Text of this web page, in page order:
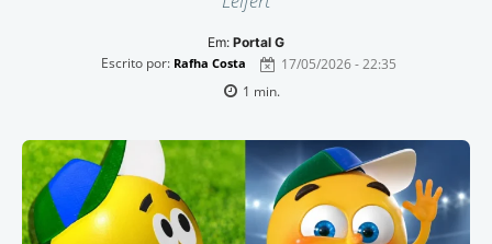
Em: Portal G
Escrito por: Rafha Costa
17/05/2026 - 22:35
1 min.